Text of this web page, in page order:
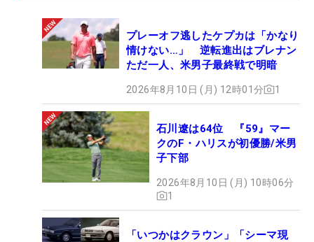
プレーオフ逃したケプカは「かなり
情けない…」 逆転進出はブレナン
ただ一人、米男子最終戦で明暗
2026年8月10日 (月) 12時01分 1
石川遼は64位 『59』マー
クのF・ハリスが初優勝/米男
子下部
2026年8月10日 (月) 10時06分
1
「いつかはクラウン」「シーマ現